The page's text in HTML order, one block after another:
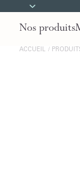
Nos produits
ACCUEIL